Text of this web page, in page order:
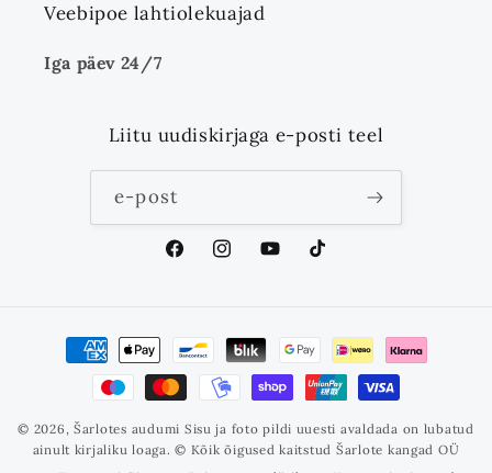
Veebipoe lahtiolekuajad
Iga päev 24/7
Liitu uudiskirjaga e-posti teel
e-post
FacebookInstagramYouTubeTikTok
Makseviisid
© 2026,Šarlotes audumi Sisu ja foto pildi uuesti avaldada on lubatud
ainult kirjaliku loaga. © Kõik õigused kaitstud Šarlote kangad OÜ